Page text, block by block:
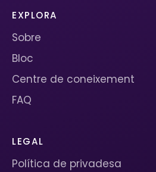
EXPLORA
Sobre
Bloc
Centre de coneixement
FAQ
LEGAL
Política de privadesa